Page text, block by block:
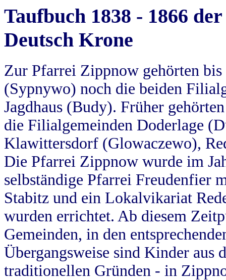
Taufbuch 1838 - 1866
Deutsch Krone
Zur Pfarrei Zippnow gehörten
(Sypnywo) noch die beiden
Jagdhaus (Budy). Früher
die Filialgemeinden Doderlage
Klawittersdorf (Glowaczewo),
Die Pfarrei Zippnow wurde im
selbständige Pfarrei Freudenfier
Stabitz und ein Lokalvikariat
wurden errichtet. Ab diesem
Gemeinden, in den
Übergangsweise sind Kinder aus
traditionellen Gründen - in